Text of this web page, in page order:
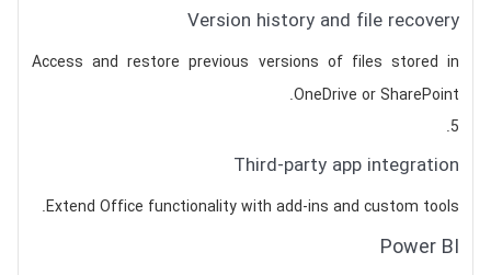
Version history and file recovery
Access and restore previous versions of files stored in
OneDrive or SharePoint.
Third-party app integration
Extend Office functionality with add-ins and custom tools.
Power BI